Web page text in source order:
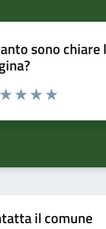
sono
da 1 a 5 stelle la pagina
il comune